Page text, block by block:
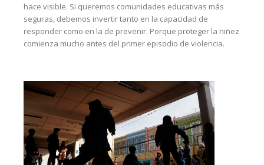
hace visible. Si queremos comunidades educativas más
seguras, debemos invertir tanto en la capacidad de
responder como en la de prevenir. Porque proteger la niñez
comienza mucho antes del primer episodio de violencia.